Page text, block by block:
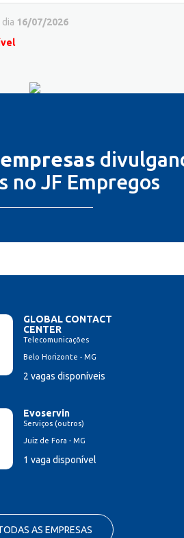
16/07/2026
no JF Empregos
GLOBAL CONTACT
CENTER
Telecomunicações
Belo Horizonte - MG
2 vagas disponíveis
Evoservin
Serviços (outros)
Juiz de Fora - MG
1 vaga disponível
AS EMPRESAS